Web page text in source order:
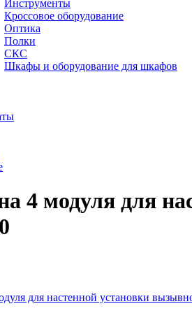
Инструменты
Кроссовое оборудование
Оптика
Полки
СКС
Шкафы и оборудование для шкафов
4 модуля для